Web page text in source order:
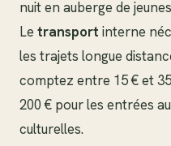
nuit en auberge de
Le transport interne
les trajets longue
comptez entre 15 € et
200 € pour les entrées
culturelles.